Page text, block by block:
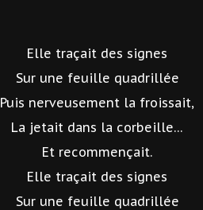
Elle traçait des signes
Sur une feuille quadrillée
Puis nerveusement la froissait,
La jetait dans la corbeille…
Et recommençait.
Elle traçait des signes
Sur une feuille quadrillée